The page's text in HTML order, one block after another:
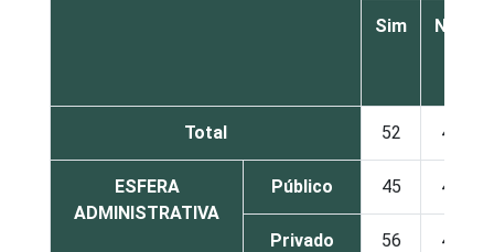
Sim Não
Total 52 44
ESFERA
ADMINISTRATIVA
Público 45 49
Privado 56 42